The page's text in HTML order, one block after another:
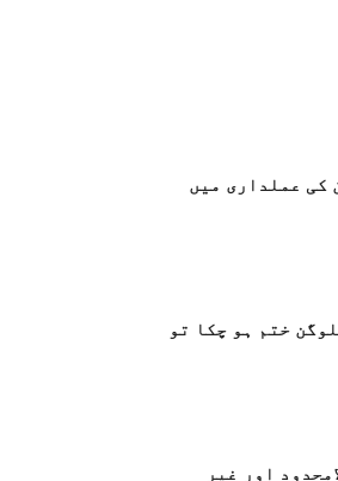
کی عملداری میں
ختم ہو چکا تو
اور غیر